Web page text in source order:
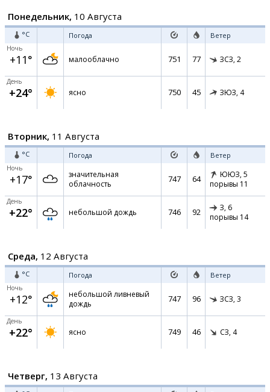
Понедельник, 10 Августа
°C Погода Ветер
Ночь
+11° малооблачно 751 77 ЗСЗ, 2
День
+24° ясно 750 45 ЗЮЗ, 4
Вторник, 11 Августа
°C Погода Ветер
Ночь
+17°
значительная
облачность
747 64 ЮЮЗ, 5
порывы 11
День
+22° небольшой дождь 746 92 З, 6
порывы 14
Среда, 12 Августа
°C Погода Ветер
Ночь
+12°
небольшой ливневый
дождь
747 96 ЗСЗ, 3
День
+22° ясно 749 46 СЗ, 4
Четверг, 13 Августа